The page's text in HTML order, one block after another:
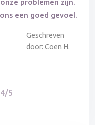
problemen zijn.
een goed gevoel.
Geschreven
door: Coen H.
4/5